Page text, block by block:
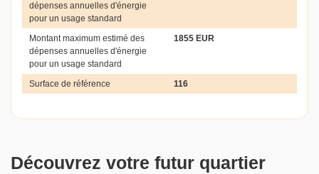
dépenses annuelles d'énergie
pour un usage standard
Montant maximum estimé des
dépenses annuelles d'énergie
pour un usage standard
1855 EUR
Surface de référence 116
Découvrez votre futur quartier